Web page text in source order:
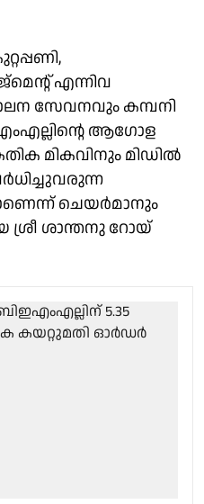
എന്നിവ
സേവനവും കമ്പനി
ആഗോള
മികവിനും മിഡില്‍
ചെയര്‍മാനും
ശ്രീ ശാന്തനു റോയ്